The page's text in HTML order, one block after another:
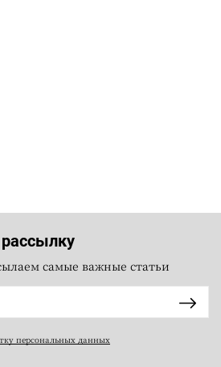
самые важные статьи
персональных данных